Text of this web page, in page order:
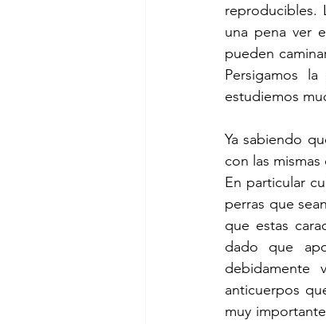
reproducibles.
una pena ver
pueden
Persigamos
estudiemos
Ya sabiendo
con las
En particular
perras que
que estas
dado que
debidamente
anticuerpos
muy